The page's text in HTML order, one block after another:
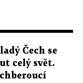
Čech se
celý svět.